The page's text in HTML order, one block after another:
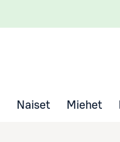
Naiset Miehet